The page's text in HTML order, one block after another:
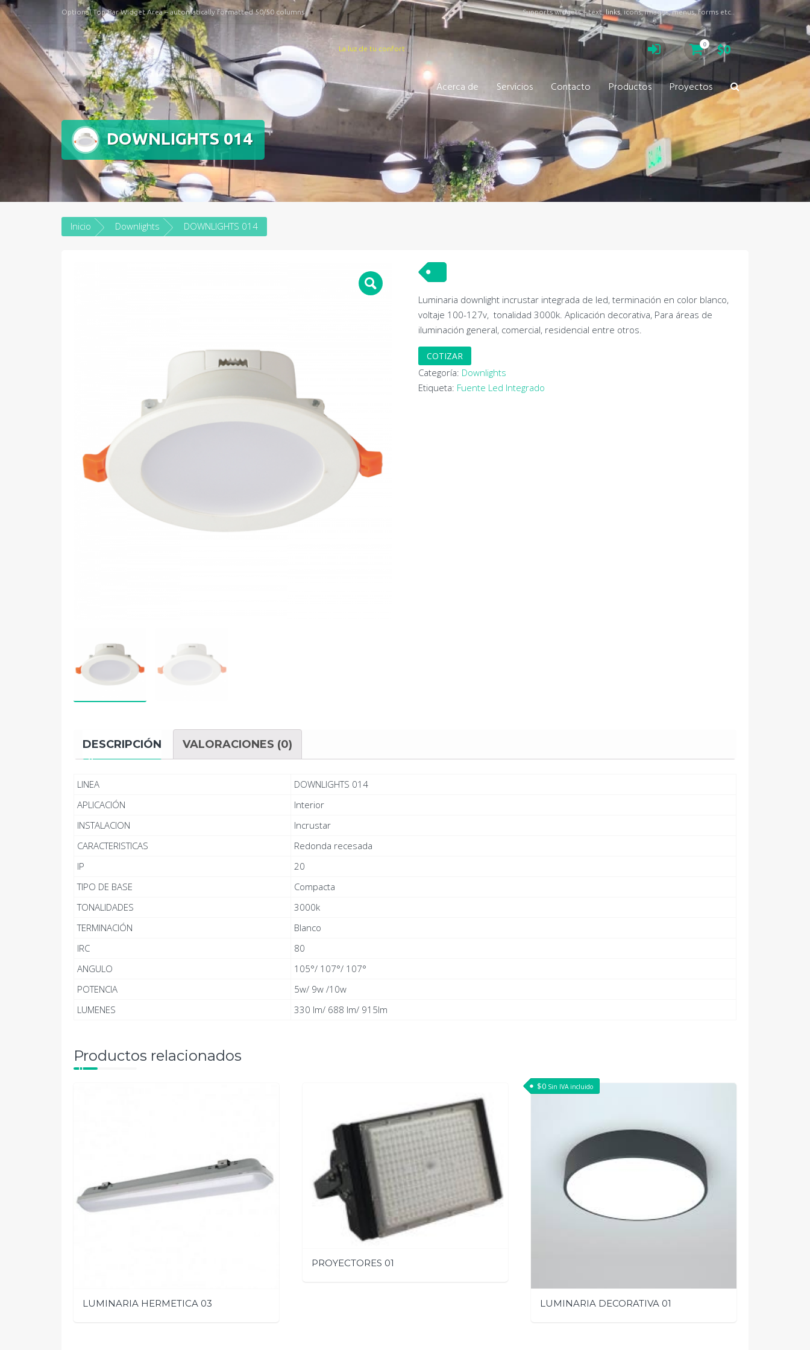
Optional Top Bar Widget Area – automatically formatted 50/50 columns Supports widgets – text,links , icons, images, menus, forms etc..
La luz de tu confort
0 $0
Acerca de Servicios Contacto Productos Proyectos
DOWNLIGHTS 014
Inicio Downlights DOWNLIGHTS 014
Luminaria downlight incrustar integrada de led, terminación en color blanco,
voltaje 100-127v, tonalidad 3000k. Aplicación decorativa, Para áreas de
iluminación general, comercial, residencial entre otros.
COTIZAR
Categoría: Downlights
Etiqueta: Fuente Led Integrado
DESCRIPCIÓN VALORACIONES (0)
LINEA
DOWNLIGHTS 014
APLICACIÓN
Interior
INSTALACION
Incrustar
CARACTERISTICAS
Redonda recesada
IP
20
TIPO DE BASE
Compacta
TONALIDADES
3000k
TERMINACIÓN
Blanco
IRC
80
ANGULO
105°/ 107°/ 107°
POTENCIA
5w/ 9w /10w
LUMENES
330 lm/ 688 lm/ 915lm
Productos relacionados
LUMINARIA HERMETICA 03
PROYECTORES 01
LUMINARIA DECORATIVA 01
$0 Sin IVA incluido